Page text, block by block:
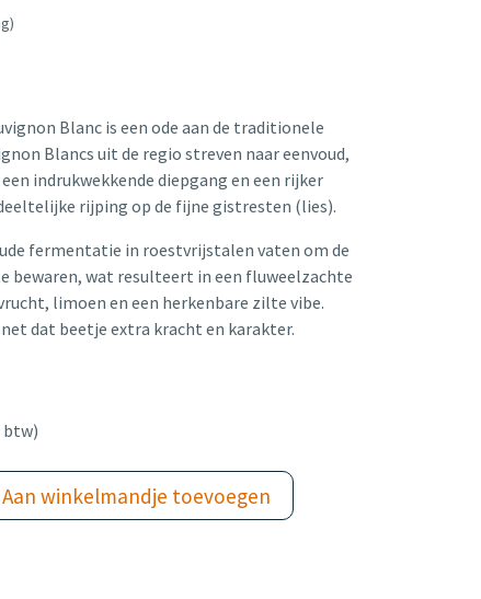
Blanc is een ode aan de traditionele
Blancs uit de regio streven naar eenvoud,
indrukwekkende diepgang en een rijker
rijping op de fijne gistresten (lies).
fermentatie in roestvrijstalen vaten om de
wat resulteert in een fluweelzachte
limoen en een herkenbare zilte vibe.
dat beetje extra kracht en karakter.
btw)
Aan winkelmandje toevoegen